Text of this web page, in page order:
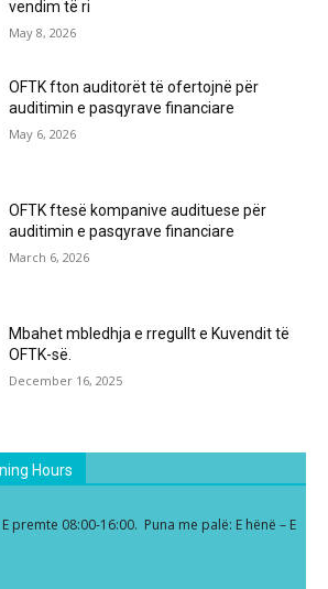
vendim të ri
May 8, 2026
OFTK fton auditorët të ofertojnë për
auditimin e pasqyrave financiare
May 6, 2026
OFTK ftesë kompanive audituese për
auditimin e pasqyrave financiare
March 6, 2026
Mbahet mbledhja e rregullt e Kuvendit të
OFTK-së.
December 16, 2025
Hours
premte 08:00-16:00. Puna me palë: E hënë – E